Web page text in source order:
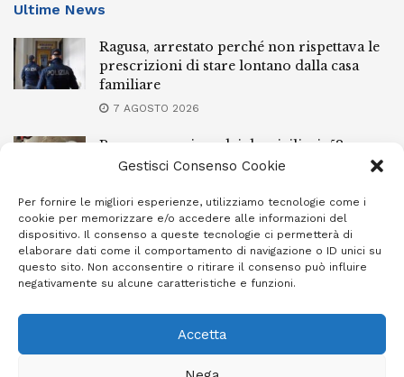
Gestisci Consenso Cookie
Per fornire le migliori esperienze, utilizziamo tecnologie come i
cookie per memorizzare e/o accedere alle informazioni del
dispositivo. Il consenso a queste tecnologie ci permetterà di
elaborare dati come il comportamento di navigazione o ID unici su
questo sito. Non acconsentire o ritirare il consenso può influire
negativamente su alcune caratteristiche e funzioni.
Accetta
Ultime News
Ragusa, arrestato perché non rispettava le
prescrizioni di stare lontano dalla casa
familiare
7 AGOSTO 2026
Ragusa, spacciava dai domiciliari: 52enne
finisce in carcere
Incendi a Modica, torna in libertà il
marocchino di 23 anni
7 AGOSTO 2026